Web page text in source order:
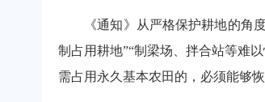
《通知》从严格保护耕地的角度
制占用耕地”“制梁场、拌合站等难
需占用永久基本农田的，必须能够恢